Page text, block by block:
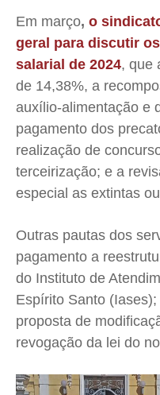
Em março, o
geral para discutir
salarial de 2024, que
de 14,38%, a
auxílio-alimentação e
pagamento dos
realização de
terceirização; e a
especial as extintas
Outras pautas dos
pagamento a
do Instituto de
Espírito Santo
proposta de
revogação da lei do